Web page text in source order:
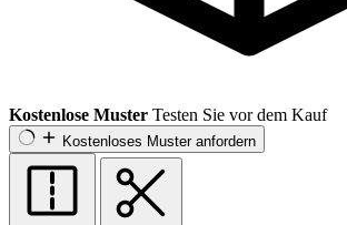
Kostenlose Muster Testen Sie vor dem Kauf
Kostenloses Muster anfordern